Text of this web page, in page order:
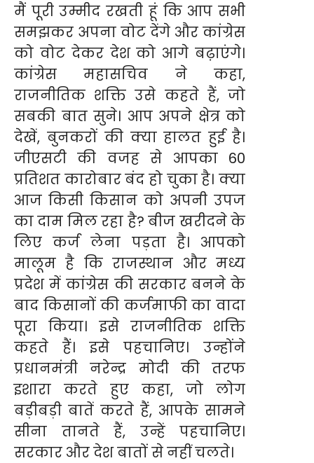
मैं पूरी उम्मीद रखती हूं कि आप सभी
समझकर अपना वोट देंगे और कांग्रेस
को वोट देकर देश को आगे बढ़ाएंगे।
कांग्रेस महासचिव ने कहा,
राजनीतिक शक्ति उसे कहते हैं, जो
सबकी बात सुने। आप अपने क्षेत्र को
देखें, बुनकरों की क्या हालत हुई है।
जीएसटी की वजह से आपका 60
प्रतिशत कारोबार बंद हो चुका है। क्या
आज किसी किसान को अपनी उपज
का दाम मिल रहा है? बीज खरीदने के
लिए कर्ज लेना पड़ता है। आपको
मालूम है कि राजस्थान और मध्य
प्रदेश में कांग्रेस की सरकार बनने के
बाद किसानों की कर्जमाफी का वादा
पूरा किया। इसे राजनीतिक शक्ति
कहते हैं। इसे पहचानिए। उन्होंने
प्रधानमंत्री नरेन्द्र मोदी की तरफ
इशारा करते हुए कहा, जो लोग
बड़ीबड़ी बातें करते हैं, आपके सामने
सीना तानते हैं, उन्हें पहचानिए।
सरकार और देश बातों से नहीं चलते।